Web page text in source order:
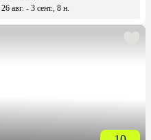
26 авг. - 3 сент., 8 н.